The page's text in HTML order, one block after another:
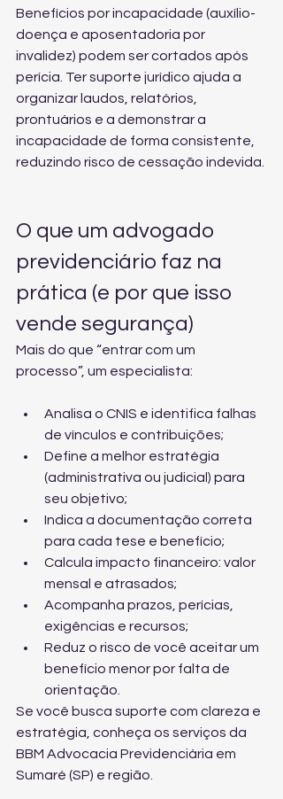
Benefícios por incapacidade (auxílio-
doença e aposentadoria por
invalidez) podem ser cortados após
perícia. Ter suporte jurídico ajuda a
organizar laudos, relatórios,
prontuários e a demonstrar a
incapacidade de forma consistente,
reduzindo risco de cessação indevida.
O que um advogado
previdenciário faz na
prática (e por que isso
vende segurança)
Mais do que “entrar com um
processo”, um especialista:
Analisa o CNIS e identifica falhas
de vínculos e contribuições;
Define a melhor estratégia
(administrativa ou judicial) para
seu objetivo;
Indica a documentação correta
para cada tese e benefício;
Calcula impacto financeiro: valor
mensal e atrasados;
Acompanha prazos, perícias,
exigências e recursos;
Reduz o risco de você aceitar um
benefício menor por falta de
orientação.
Se você busca suporte com clareza e
estratégia, conheça os serviços da
BBM Advocacia Previdenciária em
Sumaré (SP) e região.